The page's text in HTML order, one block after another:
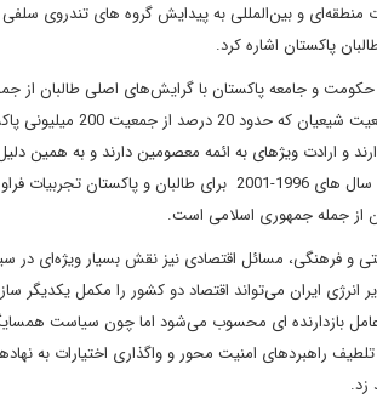
منطقه‌ای و بین‌المللی به پیدایش گروه های تندروی
پاکستان اشاره کرد.
و جامعه پاکستان با گرایش‌های اصلی طالبان از
اوصاف، علاوه بر
و ارادت ویژهای به ائمه معصومین دارند و به همین
از جمله جمهوری اسلامی است.
و فرهنگی، مسائل اقتصادی نیز نقش بسیار ویژه‌ای در
انرژی ایران می‌تواند اقتصاد دو کشور را مکمل
عامل بازدارنده ای محسوب می‌شود اما چون سیاست
راهبرد‌های امنیت محور و واگذاری اختیارات به
زد.